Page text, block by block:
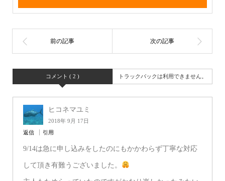
コメント ( 2 ) トラックバックは利用できません。
ヒコネマユミ
2018年 9月 17日
返信
引用
9/14は急に申し込みをしたのにもかかわらず丁寧な対応
して頂き有難うございました。